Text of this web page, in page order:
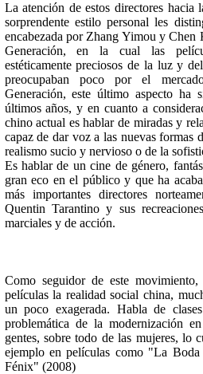
La atención de estos directores hacia
sorprendente estilo personal les
encabezada por Zhang Yimou y
Generación, en la cual las
estéticamente preciosos de la luz y
preocupaban poco por el
Generación, este último aspecto ha
últimos años, y en cuanto a
chino actual es hablar de miradas y
capaz de dar voz a las nuevas formas
realismo sucio y nervioso o de la
Es hablar de un cine de género,
gran eco en el público y que ha
más importantes directores
Quentin Tarantino y sus
marciales y de acción.
Como seguidor de este
películas la realidad social china,
un poco exagerada. Habla de
problemática de la modernización
gentes, sobre todo de las mujeres, lo
ejemplo en películas como "La
Fénix" (2008)